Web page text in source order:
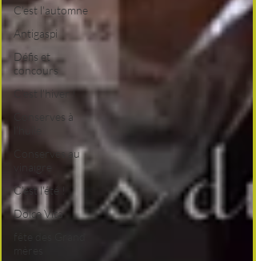
C'est l'automne
Antigaspi
Défis et
concours
C'est l'hiver !
Conserves à
Conserves au
C'est l'été !
Dolce Vita
mères